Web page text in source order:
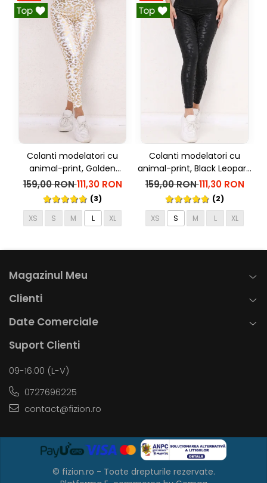
Colanti modelatori cu
animal-print, Golden
Leopart, Alb
159,00 RON111,30 RON
(3)
XS
S M L XL
Colanti modelatori cu
animal-print, Black Leopart,
Negru
159,00 RON111,30 RON
(2)
XS
S M L XL
Magazinul Meu
Clienti
Date Comerciale
Suport Clienti
09-16:00 (L-V)
0727696225
contact@fizion.ro
© fizion.ro - Toate drepturile rezervate.